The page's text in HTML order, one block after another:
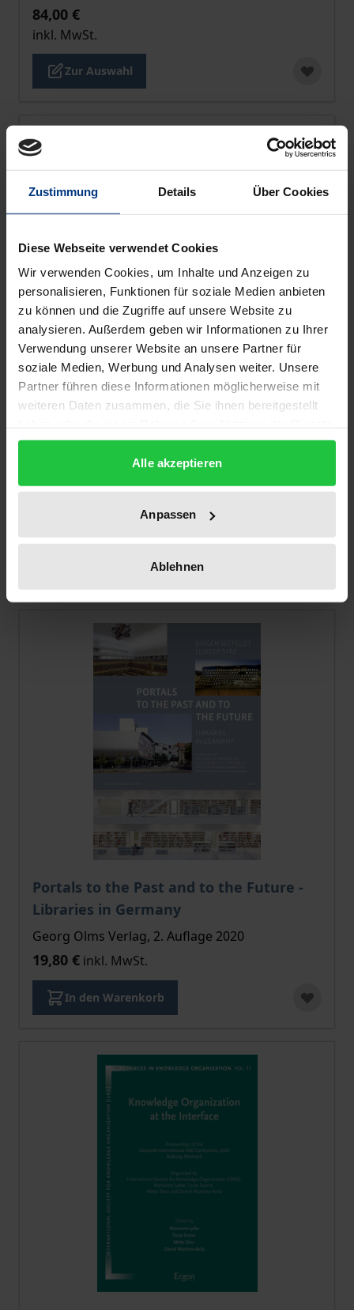
Zustimmung Details Über Cookies
Diese Webseite verwendet Cookies
Wir verwenden Cookies, um Inhalte und Anzeigen zu
personalisieren, Funktionen für soziale Medien anbieten
zu können und die Zugriffe auf unsere Website zu
analysieren. Außerdem geben wir Informationen zu Ihrer
Verwendung unserer Website an unsere Partner für
soziale Medien, Werbung und Analysen weiter. Unsere
Partner führen diese Informationen möglicherweise mit
weiteren Daten zusammen, die Sie ihnen bereitgestellt
gesammelt haben.
Alle akzeptieren
Anpassen
Ablehnen
84,00 €
inkl. MwSt.
Zur Auswahl
Knowledge Organization and
Management in the Domain of
Environment and Earth Observation
Der Preis dieses Titels richtet sich nach der
Ergon, 1. Auflage 2022
Portals to the Past and to the Future -
Libraries in Germany
Georg Olms Verlag, 2. Auflage 2020
19,80 € inkl. MwSt.
In den Warenkorb